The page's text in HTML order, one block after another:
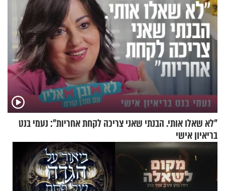
"לא שאלו אותי. הבנתי שאני צריכה לקחת אחריות": נעמי בנט
בריאיון אישי